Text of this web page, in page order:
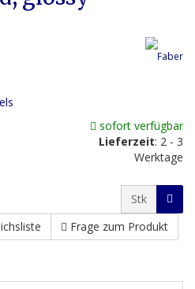
sofort verfügbar
Lieferzeit: 2 - 3
Werktage
Stk
Frage zum Produkt